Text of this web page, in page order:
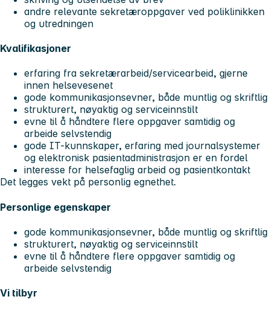
andre relevante sekretæroppgaver ved poliklinikken
og utredningen
Kvalifikasjoner
erfaring fra sekretærarbeid/servicearbeid, gjerne
innen helsevesenet
gode kommunikasjonsevner, både muntlig og skriftlig
strukturert, nøyaktig og serviceinnstilt
evne til å håndtere flere oppgaver samtidig og
arbeide selvstendig
gode IT-kunnskaper, erfaring med journalsystemer
og elektronisk pasientadministrasjon er en fordel
interesse for helsefaglig arbeid og pasientkontakt
Det legges vekt på personlig egnethet.
Personlige egenskaper
gode kommunikasjonsevner, både muntlig og skriftlig
strukturert, nøyaktig og serviceinnstilt
evne til å håndtere flere oppgaver samtidig og
arbeide selvstendig
Vi tilbyr